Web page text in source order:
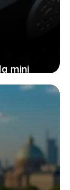
mini
05 pour